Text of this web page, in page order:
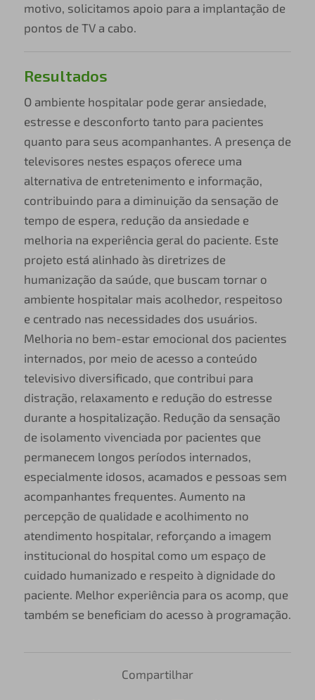
motivo, solicitamos apoio para a implantação de
pontos de TV a cabo.
Resultados
O ambiente hospitalar pode gerar ansiedade,
estresse e desconforto tanto para pacientes
quanto para seus acompanhantes. A presença de
televisores nestes espaços oferece uma
alternativa de entretenimento e informação,
contribuindo para a diminuição da sensação de
tempo de espera, redução da ansiedade e
melhoria na experiência geral do paciente. Este
projeto está alinhado às diretrizes de
humanização da saúde, que buscam tornar o
ambiente hospitalar mais acolhedor, respeitoso
e centrado nas necessidades dos usuários.
Melhoria no bem-estar emocional dos pacientes
internados, por meio de acesso a conteúdo
televisivo diversificado, que contribui para
distração, relaxamento e redução do estresse
durante a hospitalização. Redução da sensação
de isolamento vivenciada por pacientes que
permanecem longos períodos internados,
especialmente idosos, acamados e pessoas sem
acompanhantes frequentes. Aumento na
percepção de qualidade e acolhimento no
atendimento hospitalar, reforçando a imagem
institucional do hospital como um espaço de
cuidado humanizado e respeito à dignidade do
paciente. Melhor experiência para os acomp, que
também se beneficiam do acesso à programação.
Compartilhar